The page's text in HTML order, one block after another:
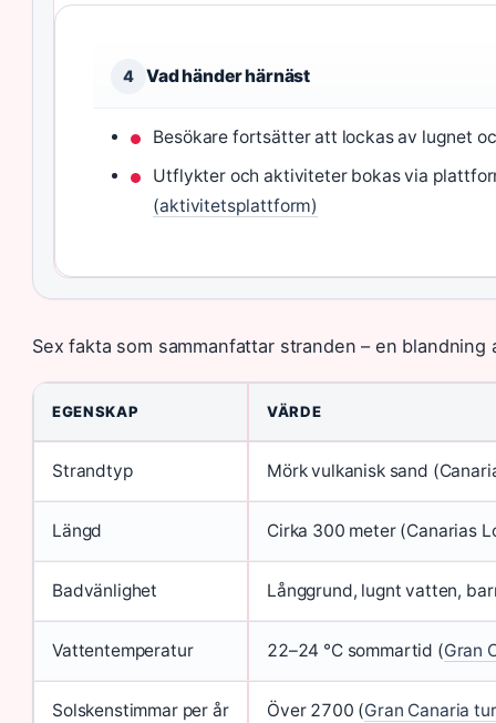
4 Vad händer härnäst
Besökare fortsätter att lockas av lugnet
Utflykter och aktiviteter bokas via
(aktivitetsplattform)
Sex fakta som sammanfattar stranden – en
EGENSKAP VÄRDE
Strandtyp Mörk vulkanisk sand
Längd Cirka 300 meter (Canarias
Badvänlighet Långgrund, lugnt vatten,
Vattentemperatur 22–24 °C sommartid (Gran
Solskenstimmar per år Över 2700 (Gran Canaria